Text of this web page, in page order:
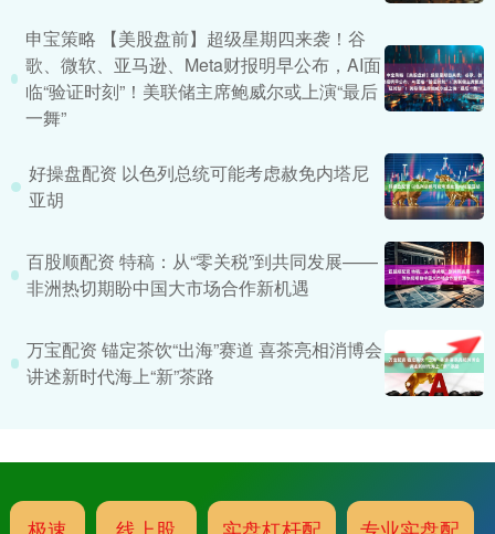
申宝策略 【美股盘前】超级星期四来袭！谷
歌、微软、亚马逊、Meta财报明早公布，AI面
临“验证时刻”！美联储主席鲍威尔或上演“最后
一舞”
好操盘配资 以色列总统可能考虑赦免内塔尼
亚胡
百股顺配资 特稿：从“零关税”到共同发展——
非洲热切期盼中国大市场合作新机遇
万宝配资 锚定茶饮“出海”赛道 喜茶亮相消博会
讲述新时代海上“新”茶路